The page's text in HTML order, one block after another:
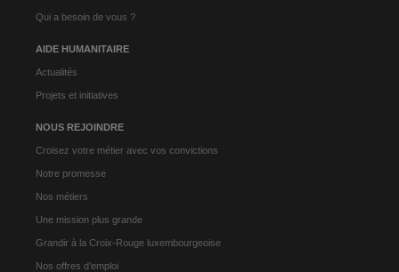
Qui a besoin de vous ?
AIDE HUMANITAIRE
Actualités
Projets et initiatives
NOUS REJOINDRE
Croisez votre métier avec vos convictions
Notre promesse
Nos métiers
Une mission plus grande
Grandir à la Croix-Rouge luxembourgeoise
Nos offres d’emploi